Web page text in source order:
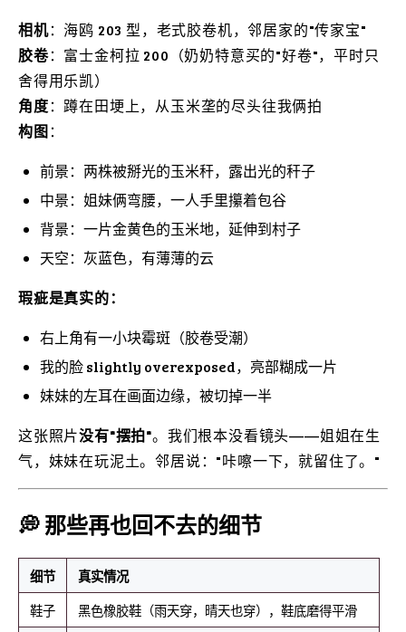
相机：海鸥 203 型，老式胶卷机，邻居家的"传家宝"
胶卷：富士金柯拉 200（奶奶特意买的"好卷"，平时只
舍得用乐凯）
角度：蹲在田埂上，从玉米垄的尽头往我俩拍
构图：
前景：两株被掰光的玉米秆，露出光的秆子
中景：姐妹俩弯腰，一人手里攥着包谷
背景：一片金黄色的玉米地，延伸到村子
天空：灰蓝色，有薄薄的云
瑕疵是真实的：
右上角有一小块霉斑（胶卷受潮）
我的脸 slightly overexposed，亮部糊成一片
妹妹的左耳在画面边缘，被切掉一半
这张照片没有"摆拍"。我们根本没看镜头——姐姐在生
气，妹妹在玩泥土。邻居说："咔嚓一下，就留住了。"
💭 那些再也回不去的细节
细节
真实情况
鞋子
黑色橡胶鞋（雨天穿，晴天也穿），鞋底磨得平滑